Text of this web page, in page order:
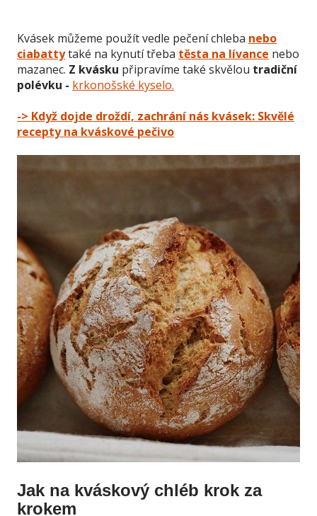
Kvásek můžeme použít vedle pečení chleba nebo
ciabattytaké na kynutí třeba těsta na lívance nebo
mazanec. Z kvásku připravíme také skvělou tradiční
polévku - krkonošské kyselo.
-> Když dojde droždí, zachrání nás kvásek: Skvělé
recepty na kváskové pečivo
Jak na kváskový chléb krok za
krokem